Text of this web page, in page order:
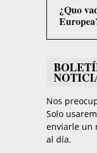
¿Quo
Nos
Solo
enviarle un
al día.